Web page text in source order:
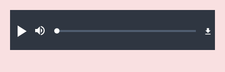
Play MuteLoaded: